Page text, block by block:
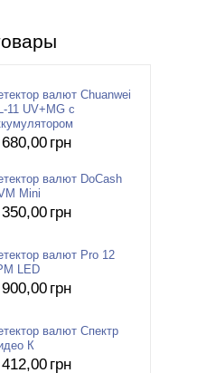
валют Chuanwei
11 UV+MG с
,00 грн
валют DoCash
Mini
,00 грн
валют Pro 12
LED
,00 грн
валют Спектр
К
,00 грн